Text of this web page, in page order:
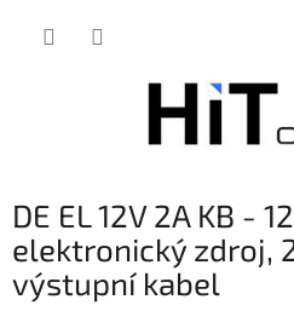
DE EL 12V 2A KB -
elektronický zdroj,
výstupní kabel